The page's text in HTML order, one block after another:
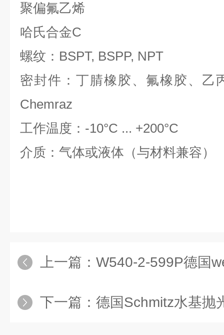
聚偏氟乙烯
哈氏合金C
螺纹： BSPT, BSPP, NPT
密封件：丁腈橡胶、氟橡胶、乙
Chemraz
工作温度： -10°C ... +200°C
介质：气体或液体（与材料兼容）
上一篇： W540-2-599P德国
下一篇： 德国Schmitz水基抛